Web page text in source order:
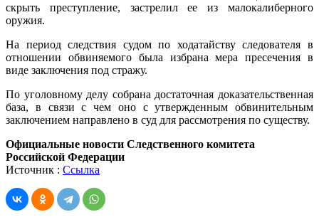
скрыть преступление, застрелил ее из малокалиберного
оружия.
На период следствия судом по ходатайству следователя в
отношении обвиняемого была избрана мера пресечения в
виде заключения под стражу.
По уголовному делу собрана достаточная доказательственная
база, в связи с чем оно с утвержденным обвинительным
заключением направлено в суд для рассмотрения по существу.
Официальные новости Следственного комитета
Российской Федерации
Источник : Ссылка